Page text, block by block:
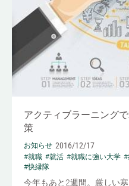
アクティブラーニング
策
お知らせ 2016/12/17
#就職 #就活 #就職に強い大学 #
#快縁隊
今年もあと2週間。厳しい